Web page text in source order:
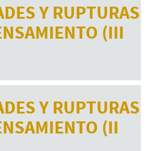
Y RUPTURAS
(III
Y RUPTURAS
(II